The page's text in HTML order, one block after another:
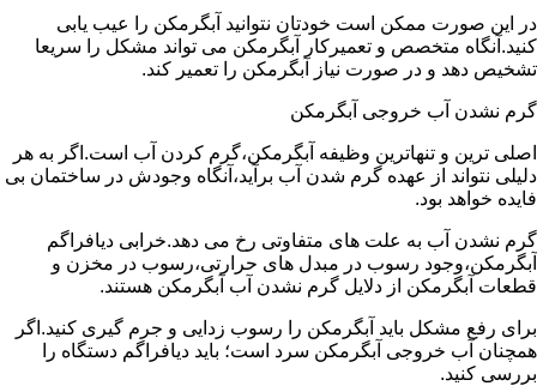
در این صورت ممکن است خودتان نتوانید آبگرمکن را عیب یابی
کنید.آنگاه متخصص و تعمیرکار آبگرمکن می تواند مشکل را سریعا
تشخیص دهد و در صورت نیاز آبگرمکن را تعمیر کند.
گرم نشدن آب خروجی آبگرمکن
اصلی ترین و تنهاترین وظیفه آبگرمکن،گرم کردن آب است.اگر به هر
دلیلی نتواند از عهده گرم شدن آب برآید،آنگاه وجودش در ساختمان بی
فایده خواهد بود.
گرم نشدن آب به علت های متفاوتی رخ می دهد.خرابی دیافراگم
آبگرمکن،وجود رسوب در مبدل های حرارتی،رسوب در مخزن و
قطعات آبگرمکن از دلایل گرم نشدن آب آبگرمکن هستند.
برای رفع مشکل باید آبگرمکن را رسوب زدایی و جرم گیری کنید.اگر
همچنان آب خروجی آبگرمکن سرد است؛ باید دیافراگم دستگاه را
بررسی کنید.